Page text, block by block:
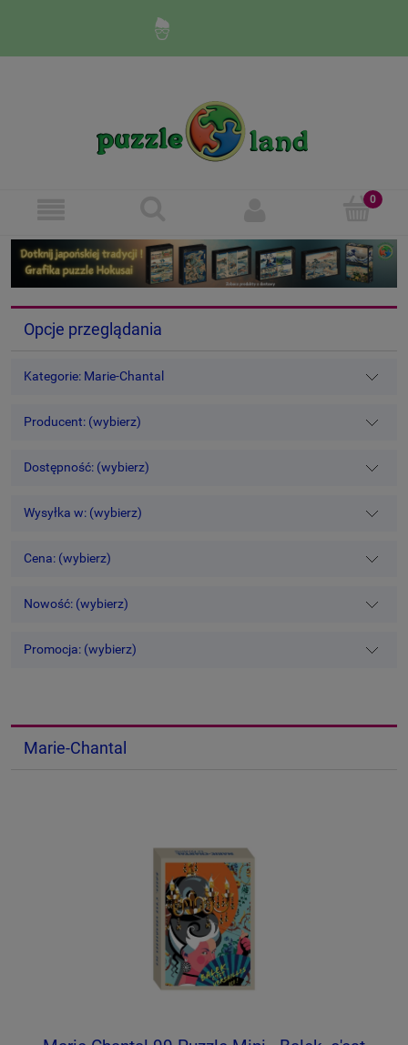
Opcje przeglądania
Kategorie: Marie-Chantal
Producent: (wybierz)
Dostępność: (wybierz)
Wysyłka w: (wybierz)
Cena: (wybierz)
Nowość: (wybierz)
Promocja: (wybierz)
Marie-Chantal